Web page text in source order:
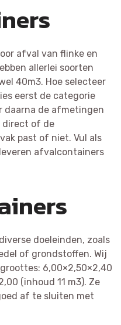
afval van flinke en
allerlei soorten
40m3. Hoe selecteer
eerst de categorie
daarna de afmetingen
direct of de
past of niet. Vul als
afvalcontainers
doeleinden, zoals
of grondstoffen. Wij
6,00×2,50×2,40
(inhoud 11 m3). Ze
af te sluiten met